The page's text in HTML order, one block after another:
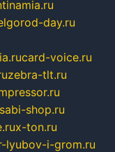
day.ru
card-voice.ru
zebra-tlt.ru
shop.ru
x-ton.ru
lyubov-i-grom.ru